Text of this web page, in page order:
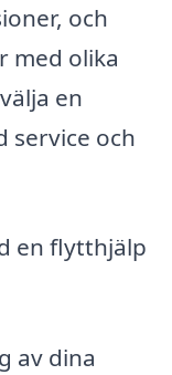
och
med olika
en
service och
en flytthjälp
av dina